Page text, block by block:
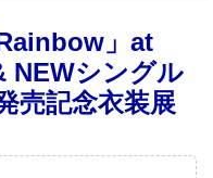
」at
NEWシングル
売記念衣装展